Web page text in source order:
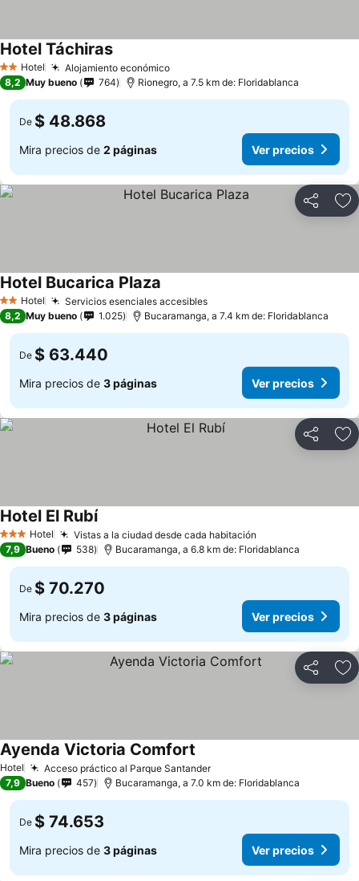
2 Estrellas
Hotel Alojamiento económico
Hotel Táchiras
8,2 Muy bueno 764 Rionegro, a 7.5 km de: Floridablanca
De $ 48.868
Mira precios de 2 páginas Ver precios
Compartir
2 Estrellas
Hotel Servicios esenciales accesibles
Hotel Bucarica Plaza
8,2 Muy bueno 1.025 Bucaramanga, a 7.4 km de: Floridablanca
De $ 63.440
Mira precios de 3 páginas Ver precios
Compartir
3 Estrellas
Hotel Vistas a la ciudad desde cada habitación
Hotel El Rubí
7,9 Bueno 538 Bucaramanga, a 6.8 km de: Floridablanca
De $ 70.270
Mira precios de 3 páginas Ver precios
Compartir
Hotel Acceso práctico al Parque Santander
Ayenda Victoria Comfort
7,9 Bueno 457 Bucaramanga, a 7.0 km de: Floridablanca
De $ 74.653
Mira precios de 3 páginas Ver precios